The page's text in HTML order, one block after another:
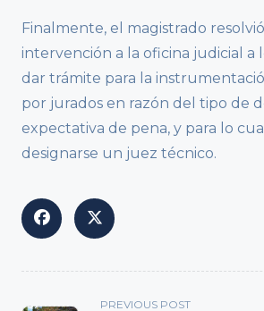
Finalmente, el magistrado
intervención a la oficina judicial a
dar trámite para la
por jurados en razón del tipo de
expectativa de pena, y para lo
designarse un juez técnico.
<span PREVIOUS POST